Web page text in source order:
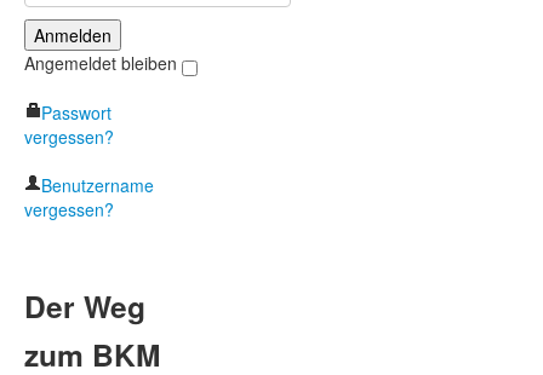
Angemeldet bleiben
Passwort
vergessen?
Benutzername
vergessen?
Der Weg
zum BKM